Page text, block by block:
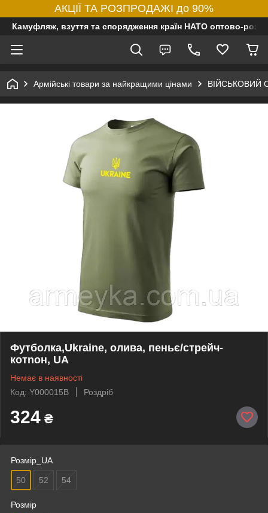
АКЦІЇ ТА РОЗПРОДАЖІ до 90%
Камуфляж, взуття та спорядження країн НАТО оптово-
Армійські товари за найкращими цінами ВІЙСЬКОВИЙ
Футболка,Ukraine, олива, пеньє/стрейч-
котnон, UA
Немає в наявності
Код: Y000015B
Роздріб
324 ₴
Розмір_UA
50 52 54
Розмір